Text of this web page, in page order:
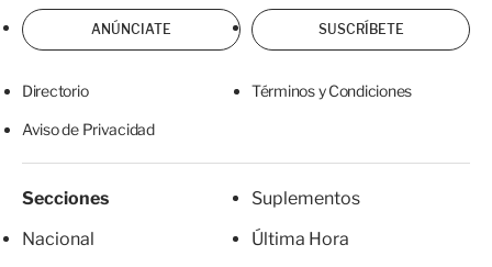
ANÚNCIATE SUSCRÍBETE
Directorio Términos y Condiciones
Aviso de Privacidad
Secciones
Nacional
Suplementos
Última Hora